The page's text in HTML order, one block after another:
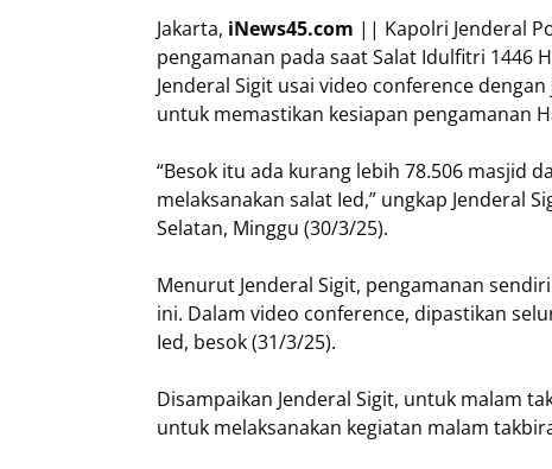
Jakarta, iNews45.com || Kapolri Jenderal
pengamanan pada saat Salat Idulfitri 1446
Jenderal Sigit usai video conference
untuk memastikan kesiapan pengamanan
“Besok itu ada kurang lebih 78.506 masjid
melaksanakan salat Ied,” ungkap Jenderal
Selatan, Minggu (30/3/25).
Menurut Jenderal Sigit, pengamanan
ini. Dalam video conference, dipastikan
Ied, besok (31/3/25).
Disampaikan Jenderal Sigit, untuk malam
untuk melaksanakan kegiatan malam